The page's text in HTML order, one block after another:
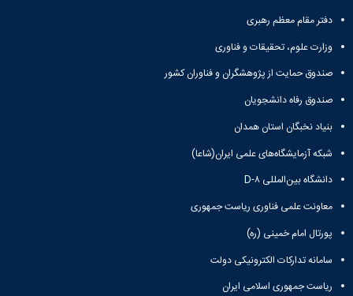
دفتر مقام معظم رهبری
وزارت علوم، تحقیقات و فناوری
صندوق حمایت از پژوهشگران و فناوران کشور
صندوق رفاه دانشجویان
بنیاد نخبگان استان همدان
شبکه آزمایشگاه‌های علمی ایران(شاعا)
دانشگاه بین‌المللی D-۸
معاونت علمی فناوری ریاست جمهوری
پورتال امام خمینی (ره)
سامانه تدارکات الکترونیکی دولت
ریاست جمهوری اسلامی ایران